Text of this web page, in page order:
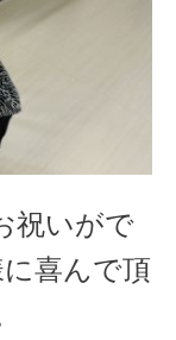
祝いがで
喜んで頂